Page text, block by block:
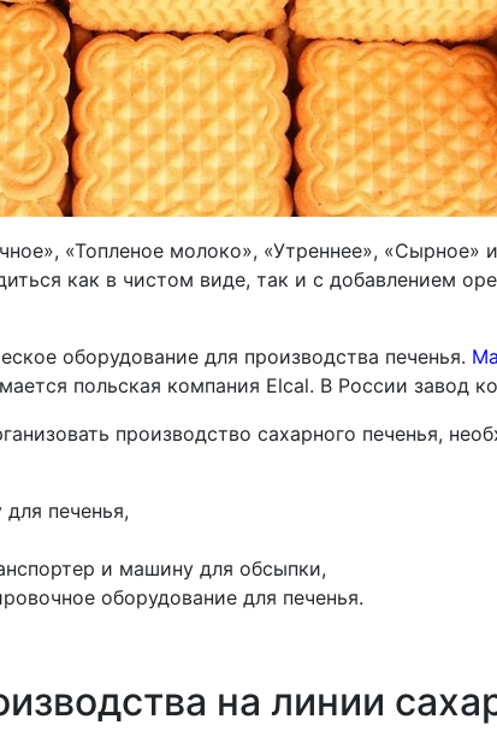
«Топленое молоко», «Утреннее», «Сырное»
как в чистом виде, так и с добавлением
оборудование для производства печенья.
польская компания Elcal. В России завод
производство сахарного печенья,
печенья,
и машину для обсыпки,
оборудование для печенья.
на линии